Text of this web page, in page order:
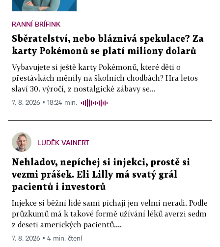
RANNÍ BRÍFINK
Sběratelství, nebo bláznivá spekulace? Za
karty Pokémonů se platí miliony dolarů
Vybavujete si ještě karty Pokémonů, které děti o
přestávkách měnily na školních chodbách? Hra letos
slaví 30. výročí, z nostalgické zábavy se...
7. 8. 2026 ▪ 18:24 min.
LUDĚK VAINERT
Nehladov, nepíchej si injekci, prostě si
vezmi prášek. Eli Lilly má svatý grál
pacientů i investorů
Injekce si běžní lidé sami píchají jen velmi neradi. Podle
průzkumů má k takové formě užívání léků averzi sedm
z deseti amerických pacientů....
7. 8. 2026 ▪ 4 min. čtení